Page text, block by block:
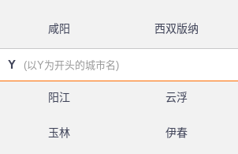
咸阳 西双版纳
Y (以Y为开头的城市名)
阳江 云浮
玉林 伊春